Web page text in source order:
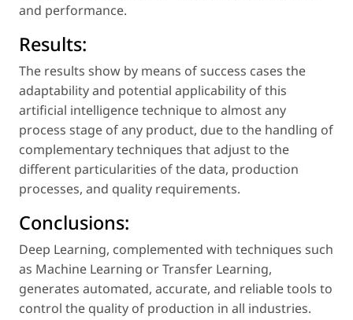
and performance.
Results:
The results show by means of success cases the
adaptability and potential applicability of this
artificial intelligence technique to almost any
process stage of any product, due to the handling of
complementary techniques that adjust to the
different particularities of the data, production
processes, and quality requirements.
Conclusions:
Deep Learning, complemented with techniques such
as Machine Learning or Transfer Learning,
generates automated, accurate, and reliable tools to
control the quality of production in all industries.